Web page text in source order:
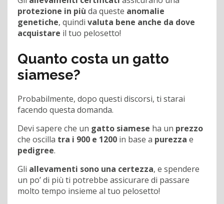
protezione in più da queste anomalie
genetiche, quindi valuta bene anche da dove
acquistare il tuo pelosetto!
Quanto costa un gatto
siamese?
Probabilmente, dopo questi discorsi, ti starai
facendo questa domanda.
Devi sapere che un gatto siamese ha un prezzo
che oscilla tra i 900 e 1200 in base a purezza e
pedigree.
Gli allevamenti sono una certezza, e spendere
un po’ di più ti potrebbe assicurare di passare
molto tempo insieme al tuo pelosetto!